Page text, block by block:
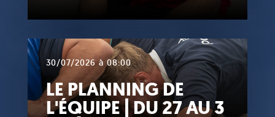
30/07/2026 à 08:00
LE PLANNING DE
L'ÉQUIPE | DU 27 AU 3